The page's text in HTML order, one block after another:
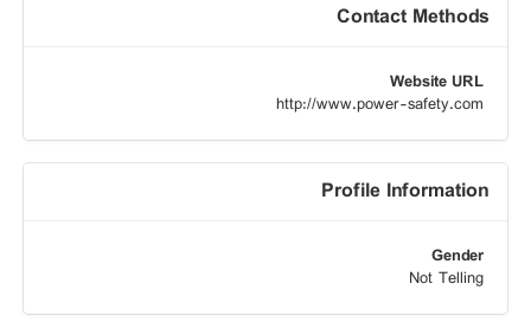
Contact Methods
Website URL
http://www.power-safety.com
Profile Information
Gender
Not Telling